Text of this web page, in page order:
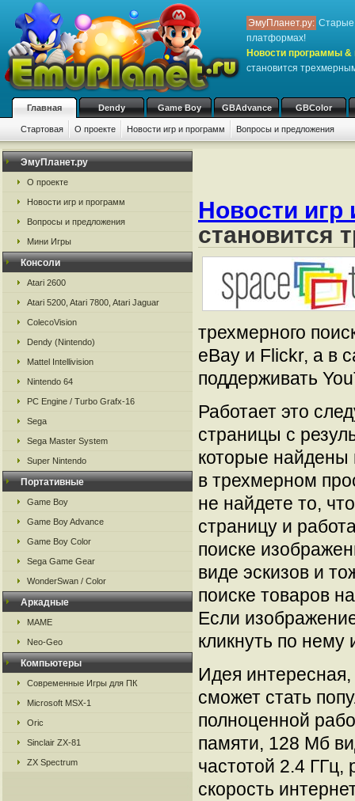
ЭмуПланет.ру: Старые
платформах!
Новости программы &
становится
Главная Dendy Game Boy GBAdvance GBColor
Стартовая О проекте Новости игр и программ Вопросы и предложения
ЭмуПланет.ру
О проекте
Новости игр и программ
Вопросы и предложения
Мини Игры
Консоли
Atari 2600
Atari 5200, Atari 7800, Atari Jaguar
ColecoVision
Dendy (Nintendo)
Mattel Intellivision
Nintendo 64
PC Engine / Turbo Grafx-16
Sega
Sega Master System
Super Nintendo
Портативные
Game Boy
Game Boy Advance
Game Boy Color
Sega Game Gear
WonderSwan / Color
Аркадные
MAME
Neo-Geo
Компьютеры
Современные Игры для ПК
Microsoft MSX-1
Oric
Sinclair ZX-81
ZX Spectrum
Новости игр
становится
трехмерного
eBay и Flickr, а в
поддерживать
Работает это
страницы с
которые найдены
в трехмерном
не найдете то,
страницу и
поиске
виде эскизов и
поиске товаров
Если
кликнуть по нему
Идея
сможет стать
полноценной
памяти, 128 Мб
частотой 2.4
скорость